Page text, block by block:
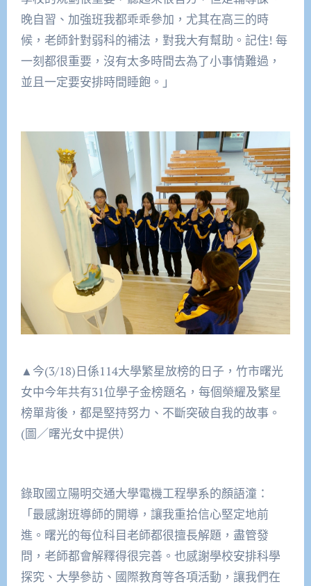
晚自習、加強班我都乖乖參加，尤其在高三的時
候，老師針對弱科的補法，對我大有幫助。記住! 每
一刻都很重要，沒有太多時間去為了小事情難過，
並且一定要安排時間睡飽。」
▲今(3/18)日係114大學繁星放榜的日子，竹市曙光
女中今年共有31位學子金榜題名，每個榮耀及繁星
榜單背後，都是堅持努力、不斷突破自我的故事。
(圖／曙光女中提供）
錄取國立陽明交通大學電機工程學系的顏語潼：
「最感謝班導師的開導，讓我重拾信心堅定地前
進。曙光的每位科目老師都很擅長解題，盡管發
問，老師都會解釋得很完善。也感謝學校安排科學
探究、大學參訪、國際教育等各項活動，讓我們在